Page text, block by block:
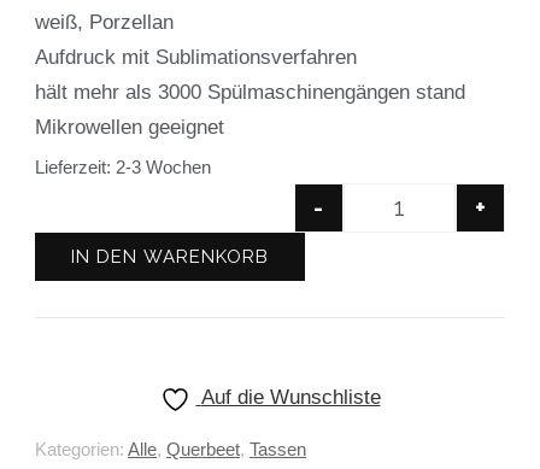
weiß, Porzellan
Aufdruck mit Sublimationsverfahren
hält mehr als 3000 Spülmaschinengängen stand
Mikrowellen geeignet
Lieferzeit: 2-3 Wochen
- +
IN DEN WARENKORB
Auf die Wunschliste
Kategorien: Alle, Querbeet, Tassen